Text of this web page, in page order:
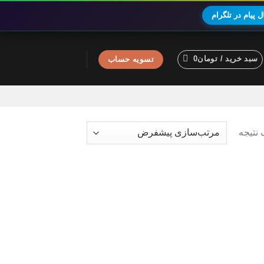
پیام در تلگرام
سبد خرید / تومان0 تسویه حساب